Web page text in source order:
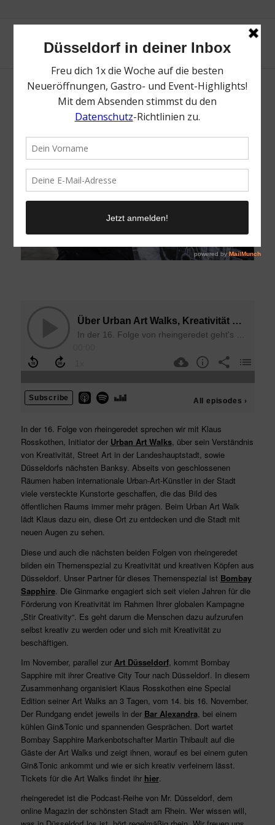
Über Urban Art Walks, Kreativitität und
Gin&Tonic
Düsseldorf
In der 16. Folge von rheingeredet sprechen wir mit Klaus
Rosskothen, Initiator der Urban Art Walks, über sein Verständnis
von Kreativität, Street Art in der Landeshauptstadt, sowie
Düsseldorfs nächsten Banksy. Abseits von geschlossenen
Räumen haben internationale Urban-Art-Künstler in der Stadt
viele versteckte Kunstorte geschaffen, die das Bild des
öffentlichen Raums immer mehr prägen. Beim Urban Art Walk
lädt Klaus dazu ein, diese Ort zu entdecken und die Stadt mit
neuen Augen zu sehen.
Diese und auch die nächsten beiden Folgen von rheingeredet
bilden ein Themenspezial zu Kreativität und kreativen Köpfen aus
Düsseldorf. Unser Partner für dieses Themenspezial ist Bombay
Sapphire. Die Ginmarke engagiert sich seit vielen Jahren für die
Förderung von Kreativität im Rahmen Ihrer globalen Kampagne
„Stir Creativity“. Es geht darum die Menschen dazu aufzurufen
selbst kreativ zu werden oder und sich mit Kreativität zu
beschäftigen.
Im November, parallel zur Art Düsseldorf, kommt Bombay
Sapphire mit ihrer Creative City Tour nach Düsseldorf. In diesem
Zusammenhang organisiert Klaus Rosskothen eine Special
Edition seiner Art Walks an 3 Tagen, vom 14. bis 16. November.
Der Rundgang endet jeweils in der Bar Alexandra, bei einem
kühlen Gin&Tonic und spannenden Gesprächen. Dort wartet
Bombay Sapphire Markenbotschafter Martin Thibault auf die
Gäste der Art Walks und zeigt ihnen, worauf es bei einem guten
Gin&Tonic ankommt und wie er sich kreativ verfeinern lässt.
Tickets für die Art Walks findet ihr hier.
rheingeredet ist die Podcast-Reihe von Mr. Düsseldorf, dem
online Magazin der schönsten Stadt am Rhein. Wer wissen will,